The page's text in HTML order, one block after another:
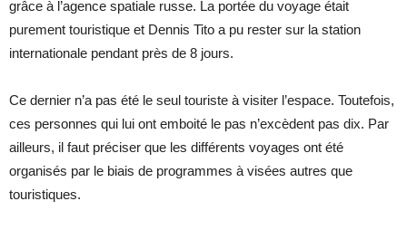
grâce à l’agence spatiale russe. La portée du voyage était
purement touristique et Dennis Tito a pu rester sur la station
internationale pendant près de 8 jours.
Ce dernier n’a pas été le seul touriste à visiter l’espace. Toutefois,
ces personnes qui lui ont emboité le pas n’excèdent pas dix. Par
ailleurs, il faut préciser que les différents voyages ont été
organisés par le biais de programmes à visées autres que
touristiques.